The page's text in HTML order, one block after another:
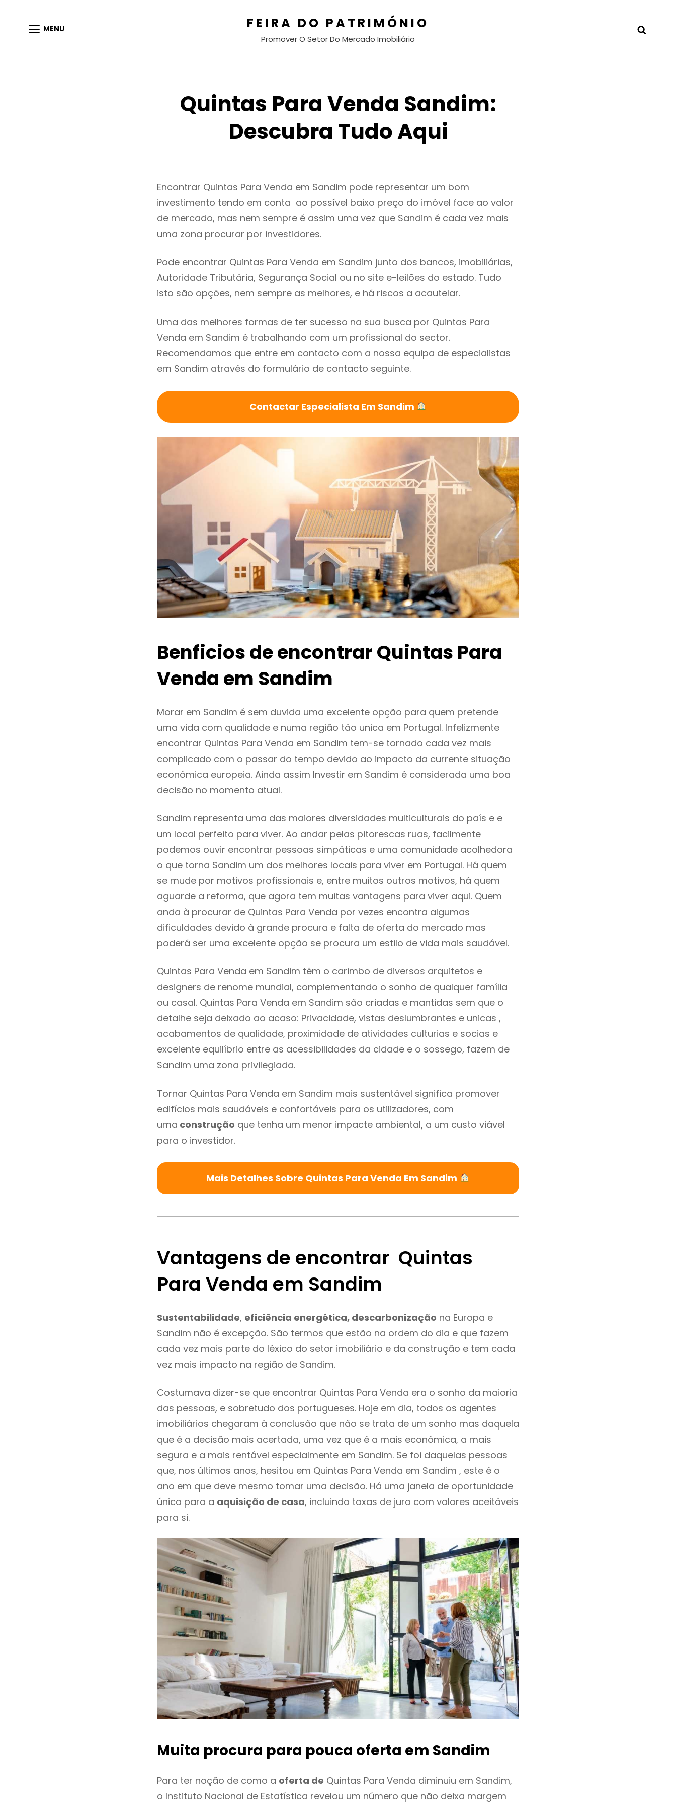
MENU FEIRA DO PATRIMÓNIO
Promover O Setor Do Mercado Imobiliário
Quintas Para Venda Sandim:
Descubra Tudo Aqui
Encontrar Quintas Para Venda em Sandim pode representar um bom
investimento tendo em conta ao possível baixo preço do imóvel face ao valor
de mercado, mas nem sempre é assim uma vez que Sandim é cada vez mais
uma zona procurar por investidores.
Pode encontrar Quintas Para Venda em Sandim junto dos bancos, imobiliárias,
Autoridade Tributária, Segurança Social ou no site e-leilões do estado. Tudo
isto são opções, nem sempre as melhores, e há riscos a acautelar.
Uma das melhores formas de ter sucesso na sua busca por Quintas Para
Venda em Sandim é trabalhando com um profissional do sector.
Recomendamos que entre em contacto com a nossa equipa de especialistas
em Sandim através do formulário de contacto seguinte.
Contactar Especialista Em Sandim
Benficios de encontrar Quintas Para
Venda em Sandim
Morar em Sandim é sem duvida uma excelente opção para quem pretende
uma vida com qualidade e numa região táo unica em Portugal. Infelizmente
encontrar Quintas Para Venda em Sandim tem-se tornado cada vez mais
complicado com o passar do tempo devido ao impacto da currente situação
económica europeia. Ainda assim Investir em Sandim é considerada uma boa
decisão no momento atual.
Sandim representa uma das maiores diversidades multiculturais do país e e
um local perfeito para viver. Ao andar pelas pitorescas ruas, facilmente
podemos ouvir encontrar pessoas simpáticas e uma comunidade acolhedora
o que torna Sandim um dos melhores locais para viver em Portugal. Há quem
se mude por motivos profissionais e, entre muitos outros motivos, há quem
aguarde a reforma, que agora tem muitas vantagens para viver aqui. Quem
anda à procurar de Quintas Para Venda por vezes encontra algumas
dificuldades devido à grande procura e falta de oferta do mercado mas
poderá ser uma excelente opção se procura um estilo de vida mais saudável.
Quintas Para Venda em Sandim têm o carimbo de diversos arquitetos e
designers de renome mundial, complementando o sonho de qualquer família
ou casal. Quintas Para Venda em Sandim são criadas e mantidas sem que o
detalhe seja deixado ao acaso: Privacidade, vistas deslumbrantes e unicas ,
acabamentos de qualidade, proximidade de atividades culturias e socias e
excelente equilíbrio entre as acessibilidades da cidade e o sossego, fazem de
Sandim uma zona privilegiada.
Tornar Quintas Para Venda em Sandim mais sustentável significa promover
edifícios mais saudáveis e confortáveis para os utilizadores, com
uma construção que tenha um menor impacte ambiental, a um custo viável
para o investidor.
Mais Detalhes Sobre Quintas Para Venda Em Sandim
Vantagens de encontrar Quintas
Para Venda em Sandim
Sustentabilidade, eficiência energética, descarbonização na Europa e
Sandim não é excepção. São termos que estão na ordem do dia e que fazem
cada vez mais parte do léxico do setor imobiliário e da construção e tem cada
vez mais impacto na região de Sandim.
Costumava dizer-se que encontrar Quintas Para Venda era o sonho da maioria
das pessoas, e sobretudo dos portugueses. Hoje em dia, todos os agentes
imobiliários chegaram à conclusão que não se trata de um sonho mas daquela
que é a decisão mais acertada, uma vez que é a mais económica, a mais
segura e a mais rentável especialmente em Sandim. Se foi daquelas pessoas
que, nos últimos anos, hesitou em Quintas Para Venda em Sandim , este é o
ano em que deve mesmo tomar uma decisão. Há uma janela de oportunidade
única para a aquisição de casa, incluindo taxas de juro com valores aceitáveis
para si.
Muita procura para pouca oferta em Sandim
Para ter noção de como a oferta de Quintas Para Venda diminuiu em Sandim,
o Instituto Nacional de Estatística revelou um número que não deixa margem